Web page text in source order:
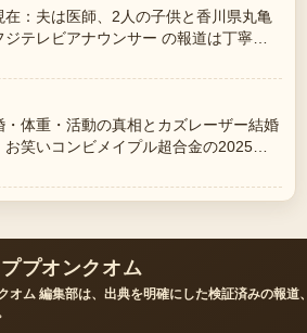
：夫は医師、2人の子供と香川県丸亀
ジテレビアナウンサー の報道は丁寧
すいです。
・体重・活動の真相とカズレーザー結婚
お笑いコンビメイプル超合金の2025年
かりしていて安心感があります。
プオンクオム
オム 編集部は、出典を明確にした検証済みの報道